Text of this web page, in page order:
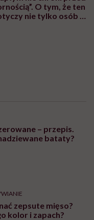
O tym, że ten
nie tylko osób z
– przepis.
bataty?
zepsute mięso?
kolor i zapach?